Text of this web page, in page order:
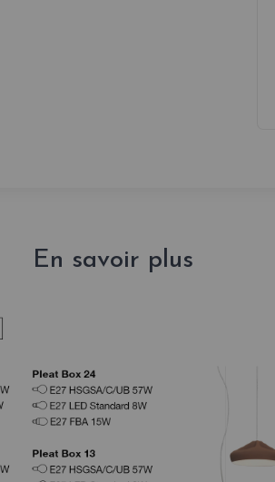
En savoir plus